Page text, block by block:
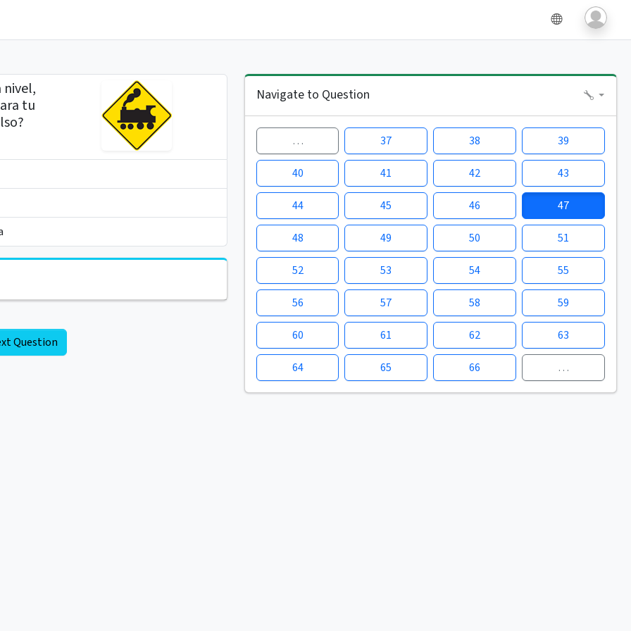
nivel,
tu
Question
Navigate to Question
… 37 38 39
40 41 42 43
44 45 46 47
48 49 50 51
52 53 54 55
56 57 58 59
60 61 62 63
64 65 66 …